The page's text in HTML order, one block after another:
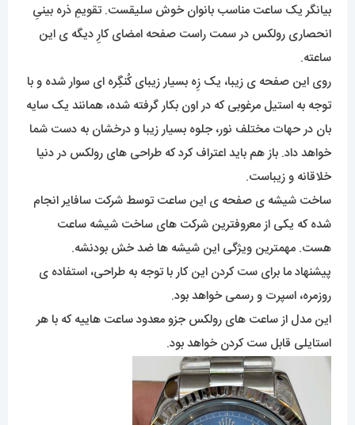
بیانگر یک ساعت مناسب بانوان خوش سلیقست. تقویمِ ذره بینیِ
انحصاری رولکس در سمت راست صفحه امضای کارِ دیگه ی این
ساعته.
روی این صفحه ی زیبا، یک زِه بسیار زیبای کُنگِره ای سوار شده و با
توجه به استیل مرغوبی که در اون بکار گرفته شده، همانند یک سایه
بان در حهات مختلف نور، جلوه بسیار زیبا و درخشان به دست شما
خواهد داد. باز هم باید اعتراف کرد که طراحی های رولکس در دنیا
خلاقانه و زیباست.
ساخت شیشه ی صفحه ی این ساعت توسط شرکت سافایر انجام
شده که یکی از معروفترین شرکت های ساخت شیشه ساعت
هست. مهمترین ویژگی این شیشه ها ضد خش بودنشه.
پیشنهاد ما برای ست کردن این کار با توجه به طراحی، استفاده ی
روزمره، اسپرت و رسمی خواهد بود.
این مدل از ساعت های رولکس جزو معدود ساعت هاییه که با هر
استایلی قابل ست کردن خواهد بود.